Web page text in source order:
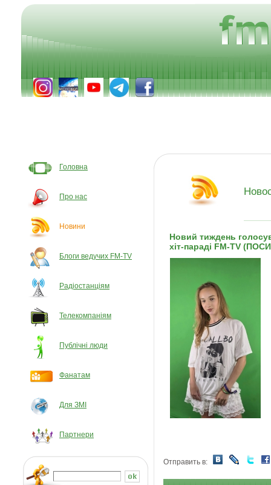
Головна
Про нас
Новини
Блоги ведучих FM-TV
Радіостанціям
Телекомпаніям
Публічні люди
Фанатам
Для ЗМІ
Партнери
Новий тиждень
хіт-параді FM-TV
Отправить в: